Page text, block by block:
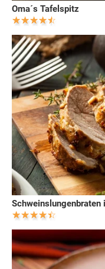
Oma´s Tafelspitz
Schweinslungenbraten